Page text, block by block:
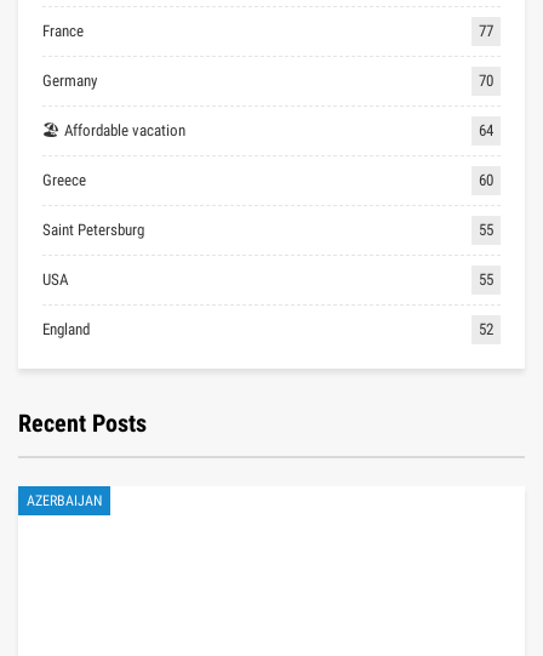
France 77
Germany 70
🏖 Affordable vacation 64
Greece 60
Saint Petersburg 55
USA 55
England 52
Recent Posts
AZERBAIJAN